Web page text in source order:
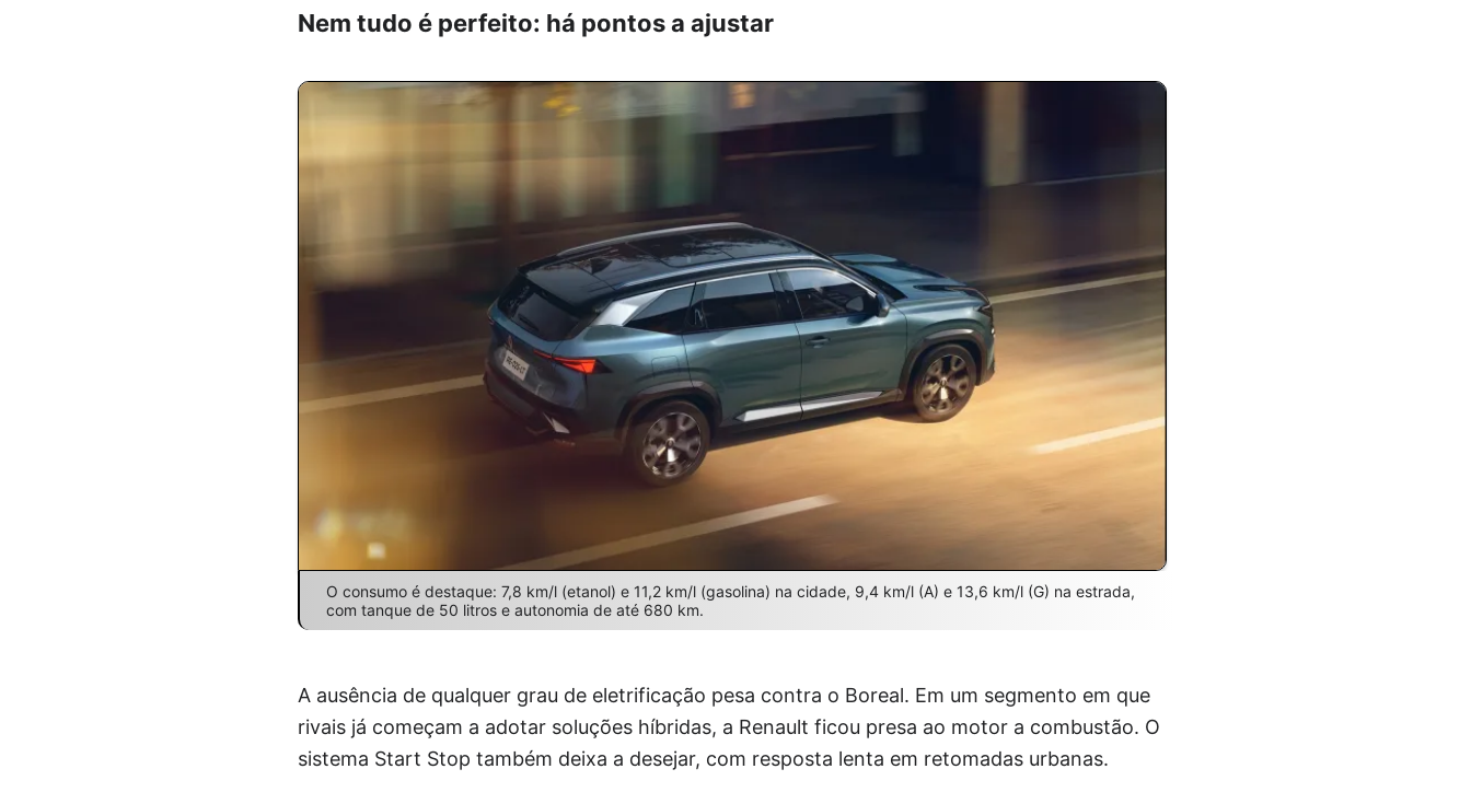
Nem tudo é perfeito: há pontos a ajustar
O consumo é destaque: 7,8 km/l (etanol) e 11,2 km/l (gasolina) na cidade, 9,4 km/l (A) e 13,6 km/l (G) na estrada,
com tanque de 50 litros e autonomia de até 680 km.
A ausência de qualquer grau de eletrificação pesa contra o Boreal. Em um segmento em que
rivais já começam a adotar soluções híbridas, a Renault ficou presa ao motor a combustão. O
sistema Start Stop também deixa a desejar, com resposta lenta em retomadas urbanas.